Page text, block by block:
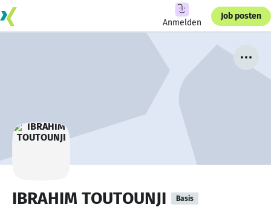
Anmelden
Job posten
IBRAHIM TOUTOUNJI Basis